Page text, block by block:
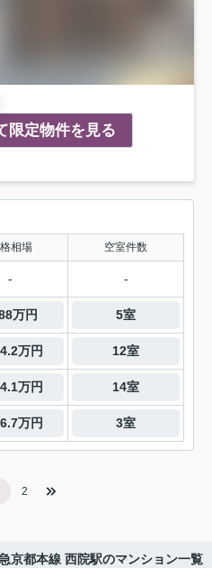
限定物件を見る
相場 空室件数
- -
万円 5室
万円 12室
万円 14室
万円 3室
2
京都本線 西院駅のマンション一覧